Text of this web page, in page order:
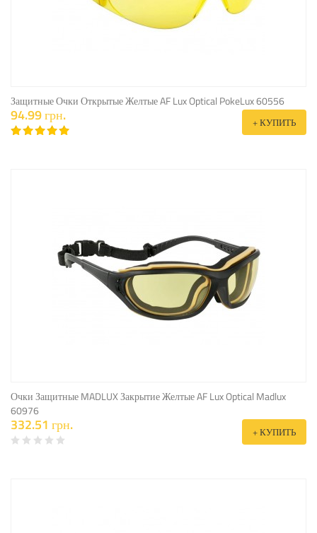
Защитные Очки Открытые Желтые AF Lux Optical PokeLux 60556
94.99 грн. + КУПИТЬ
Очки Защитные MADLUX Закрытие Желтые AF Lux Optical Madlux
60976
332.51 грн. + КУПИТЬ